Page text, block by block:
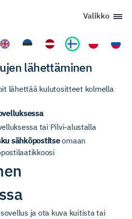
Valikko
lähettäminen
lähettää kulutositteet kolmella
tai Pilvi-alustalla
sähköpostitseomaan
ja ota kuva kuitista tai